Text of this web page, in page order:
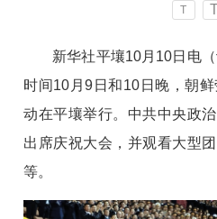
T
新华社平壤10月10日电
时间10月9日和10日晚，朝
动在平壤举行。中共中央政
出席庆祝大会，并观看大型
等。